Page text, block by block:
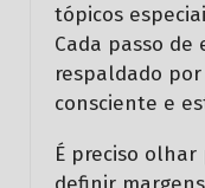
tópicos
Cada passo de
respaldado
consciente e
É preciso